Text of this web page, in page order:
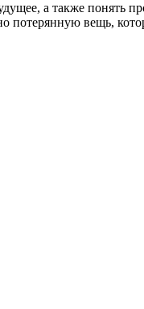
а также понять
вещь,